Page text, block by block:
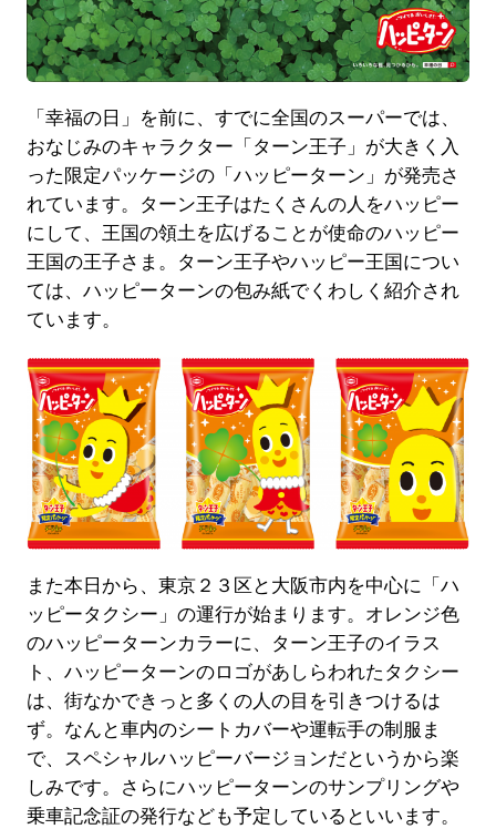
「幸福の日」を前に、すでに全国のスーパーでは、
おなじみのキャラクター「ターン王子」が大きく入
った限定パッケージの「ハッピーターン」が発売さ
れています。ターン王子はたくさんの人をハッピー
にして、王国の領土を広げることが使命のハッピー
王国の王子さま。ターン王子やハッピー王国につい
ては、ハッピーターンの包み紙でくわしく紹介され
ています。
また本日から、東京２３区と大阪市内を中心に「ハ
ッピータクシー」の運行が始まります。オレンジ色
のハッピーターンカラーに、ターン王子のイラス
ト、ハッピーターンのロゴがあしらわれたタクシー
は、街なかできっと多くの人の目を引きつけるは
ず。なんと車内のシートカバーや運転手の制服ま
で、スペシャルハッピーバージョンだというから楽
しみです。さらにハッピーターンのサンプリングや
乗車記念証の発行なども予定しているといいます。